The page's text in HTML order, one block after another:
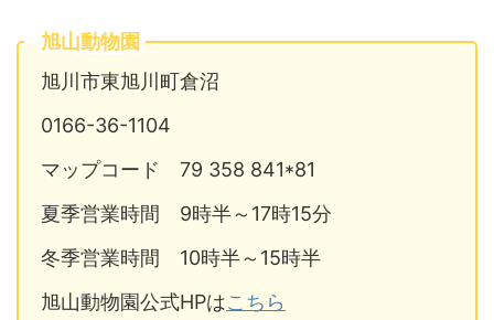
旭山動物園
旭川市東旭川町倉沼
0166-36-1104
マップコード 79 358 841*81
夏季営業時間 9時半～17時15分
冬季営業時間 10時半～15時半
旭山動物園公式HPはこちら